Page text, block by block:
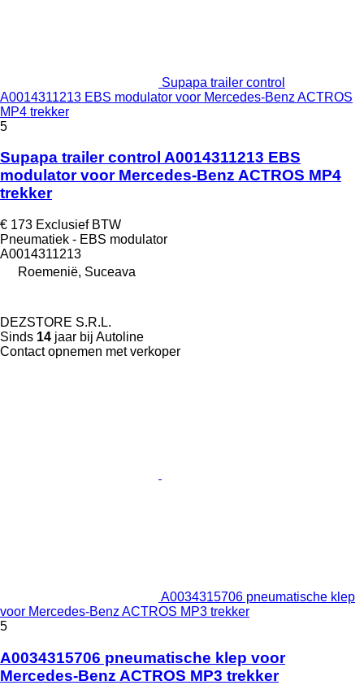
Supapa trailer control
A0014311213 EBS modulator voor Mercedes-Benz ACTROS
MP4 trekker
5
Supapa trailer control A0014311213 EBS
modulator voor Mercedes-Benz ACTROS MP4
trekker
€ 173 Exclusief BTW
Pneumatiek - EBS modulator
A0014311213
Roemenië, Suceava
DEZSTORE S.R.L.
Sinds 14 jaar bij Autoline
Contact opnemen met verkoper
A0034315706 pneumatische klep
voor Mercedes-Benz ACTROS MP3 trekker
5
A0034315706 pneumatische klep voor
Mercedes-Benz ACTROS MP3 trekker